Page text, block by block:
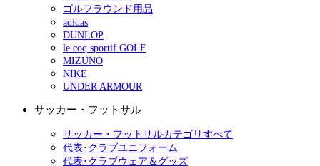
ゴルフラウンド用品
adidas
DUNLOP
le coq sportif GOLF
MIZUNO
NIKE
UNDER ARMOUR
サッカー・フットサル
サッカー・フットサルカテゴリすべて
代表･クラブユニフォーム
代表･クラブウェア＆グッズ